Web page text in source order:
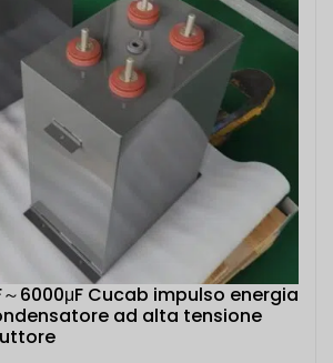
～6000μF Cucab impulso energia
ad alta tensione